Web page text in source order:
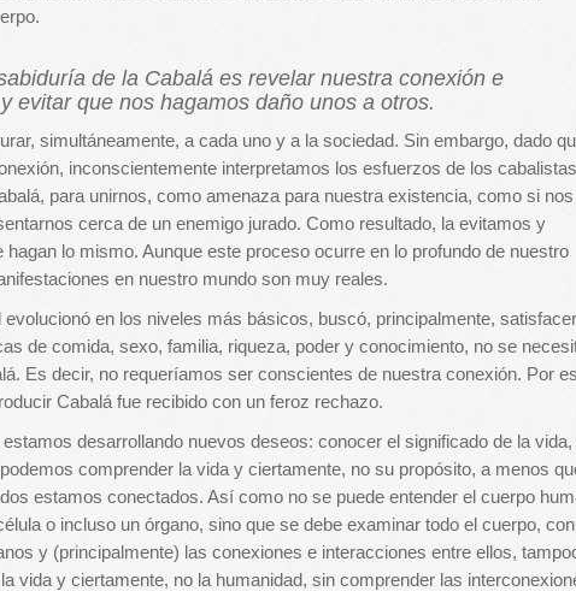
de la Cabalá es revelar nuestra conexión e
evitar que nos hagamos daño unos a otros.
simultáneamente, a cada uno y a la sociedad. Sin embargo, dado
inconscientemente interpretamos los esfuerzos de los
para unirnos, como amenaza para nuestra existencia, como si nos
cerca de un enemigo jurado. Como resultado, la evitamos y
lo mismo. Aunque este proceso ocurre en lo profundo de nuestro
en nuestro mundo son muy reales.
evolucionó en los niveles más básicos, buscó, principalmente, satisfacer
de comida, sexo, familia, riqueza, poder y conocimiento, no se
Es decir, no requeríamos ser conscientes de nuestra conexión. Por
Cabalá fue recibido con un feroz rechazo.
desarrollando nuevos deseos: conocer el significado de la
comprender la vida y ciertamente, no su propósito, a menos
estamos conectados. Así como no se puede entender el cuerpo
o incluso un órgano, sino que se debe examinar todo el cuerpo, con
y (principalmente) las conexiones e interacciones entre ellos,
vida y ciertamente, no la humanidad, sin comprender las